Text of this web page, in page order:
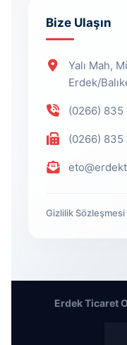
Bize Ulaşın
Yalı Mah,
Erdek/
(0266) 835
(0266) 835
Gizlilik Sözleşmesi
Erdek Ticaret